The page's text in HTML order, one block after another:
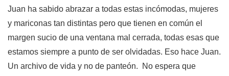
Juan ha sabido abrazar a todas estas incómodas, mujeres
y mariconas tan distintas pero que tienen en común el
margen sucio de una ventana mal cerrada, todas esas que
estamos siempre a punto de ser olvidadas. Eso hace Juan.
Un archivo de vida y no de panteón. No espera que